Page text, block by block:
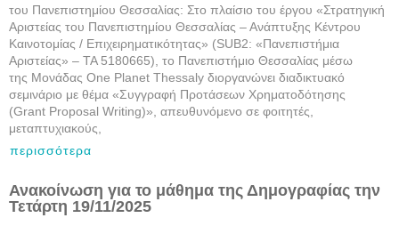
του Πανεπιστημίου Θεσσαλίας: Στο πλαίσιο του έργου «Στρατηγική
Αριστείας του Πανεπιστημίου Θεσσαλίας – Ανάπτυξης Κέντρου
Καινοτομίας / Επιχειρηματικότητας» (SUB2: «Πανεπιστήμια
Αριστείας» – ΤΑ 5180665), το Πανεπιστήμιο Θεσσαλίας μέσω
της Μονάδας One Planet Thessaly διοργανώνει διαδικτυακό
σεμινάριο με θέμα «Συγγραφή Προτάσεων Χρηματοδότησης
(Grant Proposal Writing)», απευθυνόμενο σε φοιτητές,
μεταπτυχιακούς,
περισσότερα
Ανακοίνωση για το μάθημα της Δημογραφίας την
Τετάρτη 19/11/2025